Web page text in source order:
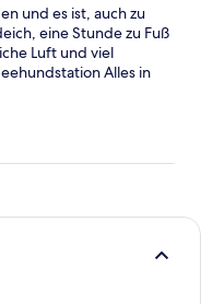
und es ist, auch zu
eine Stunde zu Fuß
Luft und viel
Alles in